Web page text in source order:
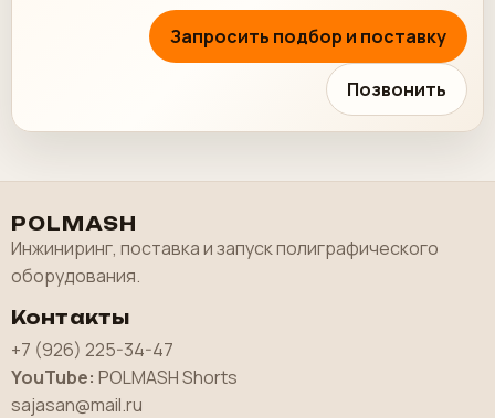
Запросить подбор и поставку
Позвонить
POLMASH
Инжиниринг, поставка и запуск полиграфического
оборудования.
Контакты
+7 (926) 225-34-47
YouTube: POLMASH Shorts
sajasan@mail.ru